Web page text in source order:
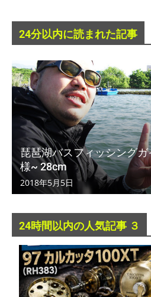
24分以内に読まれた記事
琵琶湖バスフィッシング
様~ 28cm
2018年5月5日
24時間以内の人気記事 ３